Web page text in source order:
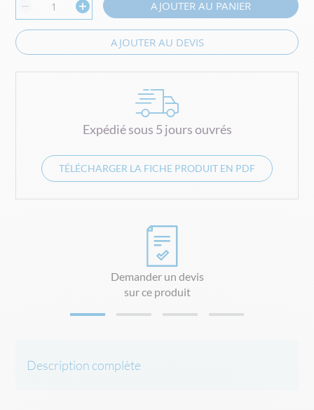
AJOUTER AU PANIER
AJOUTER AU DEVIS
Expédié sous 5 jours ouvrés
TÉLÉCHARGER LA FICHE PRODUIT EN PDF
Demander un devis
sur ce produit
Description complète